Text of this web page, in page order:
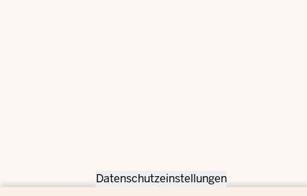
Datenschutzeinstellungen